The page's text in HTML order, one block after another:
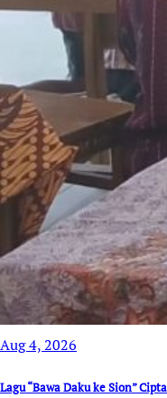
Aug 4, 2026
Lagu “Bawa Daku ke Sion”